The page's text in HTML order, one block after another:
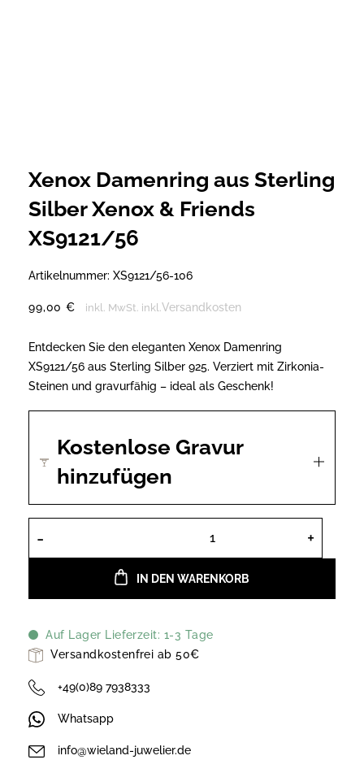
Xenox Damenring aus Sterling
Silber Xenox & Friends
XS9121/56
Artikelnummer: XS9121/56-106
99,00€ inkl. MwSt. inkl.Versandkosten
Entdecken Sie den eleganten Xenox Damenring
XS9121/56 aus Sterling Silber 925. Verziert mit Zirkonia-
Steinen und gravurfähig – ideal als Geschenk!
Kostenlose Gravur
hinzufügen
Xenox Damenring aus Sterling Silber
IN DEN WARENKORB
Auf Lager Lieferzeit: 1-3 Tage
Versandkostenfrei ab 50€
+49(0)89 7938333
Whatsapp
info@wieland-juwelier.de